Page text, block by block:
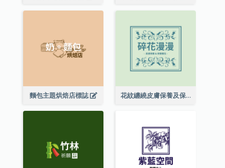
麵包主題烘焙店標誌 花紋纏繞皮膚保養及保健養生標誌設計